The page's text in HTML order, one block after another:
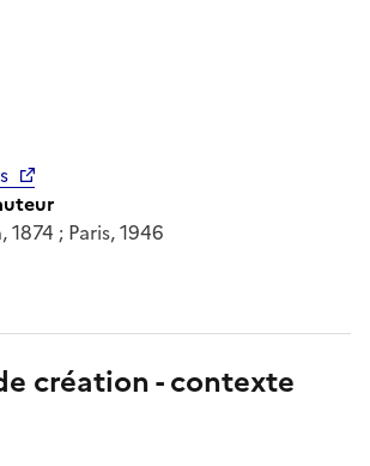
; Paris, 1946
création - contexte